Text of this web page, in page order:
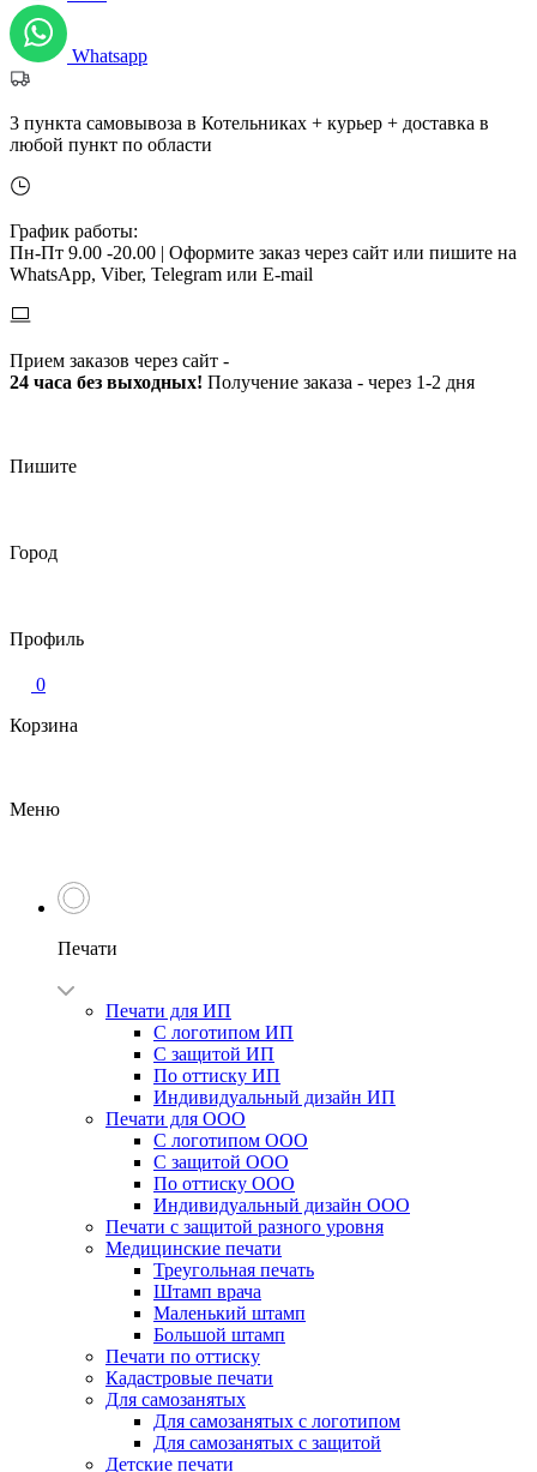
Whatsapp
3 пункта самовывоза в Котельниках + курьер + доставка в
любой пункт по области
График работы:
Пн-Пт 9.00 -20.00 | Оформите заказ через сайт или пишите на
WhatsApp, Viber, Telegram или E-mail
Прием заказов через сайт -
24 часа без выходных! Получение заказа - через 1-2 дня
Пишите
Город
Профиль
0
Корзина
Меню
Печати
Печати для ИП
С логотипом ИП
С защитой ИП
По оттиску ИП
Индивидуальный дизайн ИП
Печати для ООО
С логотипом ООО
С защитой ООО
По оттиску ООО
Индивидуальный дизайн ООО
Печати с защитой разного уровня
Медицинские печати
Треугольная печать
Штамп врача
Маленький штамп
Большой штамп
Печати по оттиску
Кадастровые печати
Для самозанятых
Для самозанятых с логотипом
Для самозанятых с защитой
Детские печати